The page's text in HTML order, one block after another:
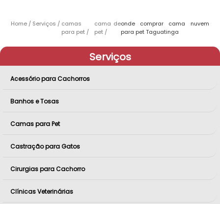
Home Serviços
camas
para pet
cama de
pet
onde comprar cama nuvem
para pet Taguatinga
Serviços
Acessório para Cachorros
Banhos e Tosas
Camas para Pet
Castração para Gatos
Cirurgias para Cachorro
Clínicas Veterinárias